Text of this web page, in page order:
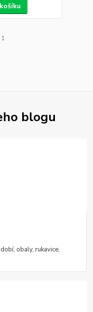
1
blogu
obaly, rukavice,